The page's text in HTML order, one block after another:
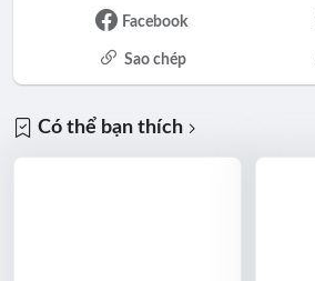
Facebook
Sao chép
Có thể bạn thích